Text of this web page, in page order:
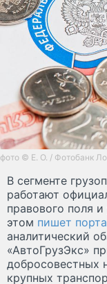
фото © E. O. / Фотобанк
В сегменте
работают
правового поля
этом пишет
аналитический
«АвтоГрузЭкс»
добросовестных
крупных